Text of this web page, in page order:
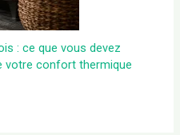
: ce que vous devez
votre confort thermique